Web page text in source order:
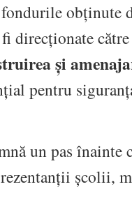
obținute
direcționate
și
pentru
un pas
școlii,